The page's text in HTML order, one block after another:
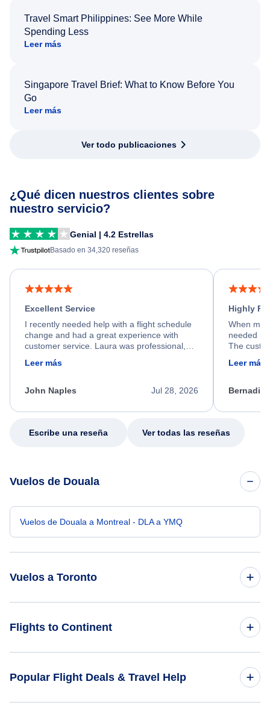
Travel Smart Philippines: See More While
Spending Less
Leer más
Singapore Travel Brief: What to Know Before You
Go
Leer más
Ver todo publicaciones
¿Qué dicen nuestros clientes sobre
nuestro servicio?
Genial | 4.2 Estrellas
Basado en 34,320 reseñas
Excellent Service
I recently needed help with a flight schedule
change and had a great experience with
customer service. Laura was professional,
friendly, and very helpful throughout the
process. She quickly found a solution and
appreciate her excellent service.
Leer más
Jul 28, 2026
John Naples
Highly
When my
needed
The
calm,
my issue.
Leer más
Escribe una reseña Ver todas las reseñas
Vuelos de Douala
Vuelos de Douala a Montreal - DLA a YMQ
Vuelos a Toronto
Vuelos de Lagos a Toronto - LOS a YTO
Flights to Continent
Popular Flight Deals & Travel Help